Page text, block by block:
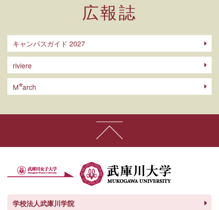
広報誌
キャンパスガイド 2027
riviere
M arch
学校法人武庫川学院